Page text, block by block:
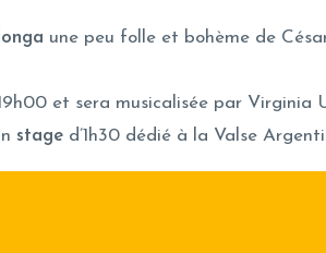
une peu folle et bohème de
et sera musicalisée par Virginia
stage d’1h30 dédié à la Valse